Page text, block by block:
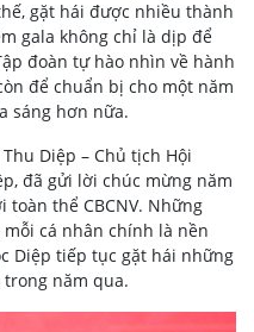
gặt hái được nhiều thành
gala không chỉ là dịp để
đoàn tự hào nhìn về hành
để chuẩn bị cho một năm
sáng hơn nữa.
Diệp – Chủ tịch Hội
đã gửi lời chúc mừng năm
toàn thể CBCNV. Những
cá nhân chính là nền
Diệp tiếp tục gặt hái những
năm qua.